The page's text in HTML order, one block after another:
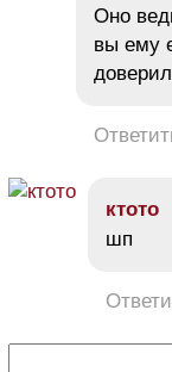
Оно
вы ему
ктото
шп